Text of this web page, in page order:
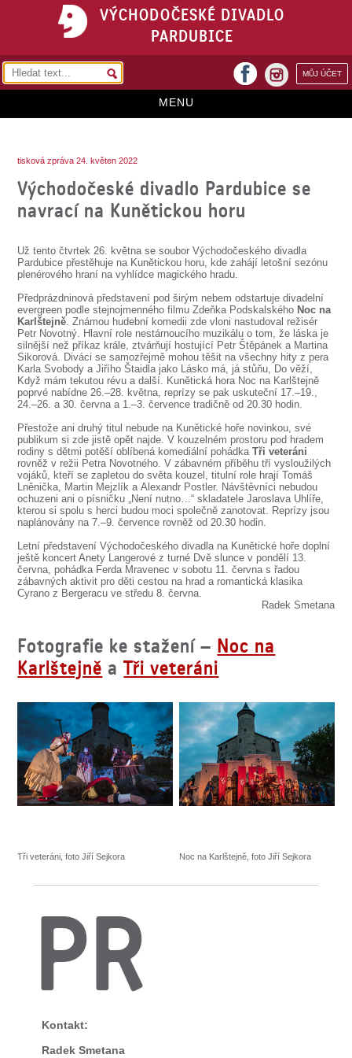
VÝCHODOČESKÉ DIVADLO
PARDUBICE
MŮJ ÚČET
facebook
MENU
REPERTOÁR
PŘEDPLATNÉ
KONTAKTY
O DIVADLE
SOUBOR
DÁLE NABÍZÍME
tisková zpráva 24. květen 2022
Východočeské divadlo Pardubice se
navrací na Kunětickou horu
Už tento čtvrtek 26. května se soubor Východočeského divadla
Pardubice přestěhuje na Kunětickou horu, kde zahájí letošní sezónu
plenérového hraní na vyhlídce magického hradu.
Předprázdninová představení pod širým nebem odstartuje divadelní
evergreen podle stejnojmenného filmu Zdeňka Podskalského Noc na
Karlštejně. Známou hudební komedii zde vloni nastudoval režisér
Petr Novotný. Hlavní role nestárnoucího muzikálu o tom, že láska je
silnější než příkaz krále, ztvárňují hostující Petr Štěpánek a Martina
Sikorová. Diváci se samozřejmě mohou těšit na všechny hity z pera
Karla Svobody a Jiřího Štaidla jako Lásko má, já stůňu, Do věží,
Když mám tekutou révu a další. Kunětická hora Noc na Karlštejně
poprvé nabídne 26.–28. května, reprízy se pak uskuteční 17.–19.,
24.–26. a 30. června a 1.–3. července tradičně od 20.30 hodin.
Přestože ani druhý titul nebude na Kunětické hoře novinkou, své
publikum si zde jistě opět najde. V kouzelném prostoru pod hradem
rodiny s dětmi potěší oblíbená komediální pohádkaTři veteráni
rovněž v režii Petra Novotného. V zábavném příběhu tří vysloužilých
vojáků, kteří se zapletou do světa kouzel, titulní role hrají Tomáš
Lněnička, Martin Mejzlík a Alexandr Postler. Návštěvníci nebudou
ochuzeni ani o písničku „Není nutno…“ skladatele Jaroslava Uhlíře,
kterou si spolu s herci budou moci společně zanotovat. Reprízy jsou
naplánovány na 7.–9. července rovněž od 20.30 hodin.
Letní představení Východočeského divadla na Kunětické hoře doplní
ještě koncert Anety Langerové z turné Dvě slunce v pondělí 13.
června, pohádka Ferda Mravenec v sobotu 11. června s řadou
zábavných aktivit pro děti cestou na hrad a romantická klasika
Cyrano z Bergeracu ve středu 8. června.
Radek Smetana
Fotografie ke stažení – Noc na
Karlštejně aTři veteráni
Tři veteráni, foto Jiří Sejkora Noc na Karlštejně, foto Jiří Sejkora
PR
Kontakt:
Radek Smetana